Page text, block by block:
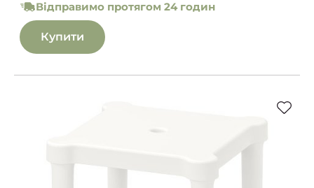
Відправимо протягом 24 годин
Купити